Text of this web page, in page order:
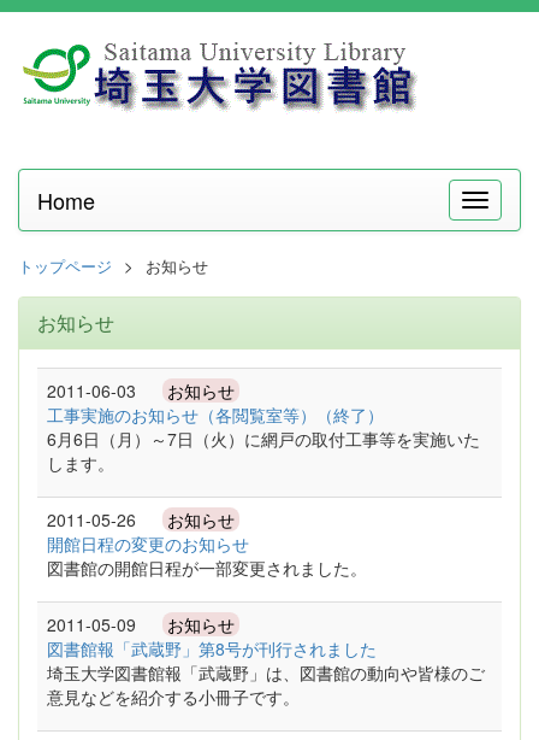
メ
ニ
Home
トップページ お知らせ
お知らせ
2011-06-03 お知らせ
工事実施のお知らせ（各閲覧室等）（終了）
6月6日（月）～7日（火）に網戸の取付工事等を実施いた
します。
2011-05-26 お知らせ
開館日程の変更のお知らせ
図書館の開館日程が一部変更されました。
2011-05-09 お知らせ
図書館報「武蔵野」第8号が刊行されました
埼玉大学図書館報「武蔵野」は、図書館の動向や皆様のご
意見などを紹介する小冊子です。